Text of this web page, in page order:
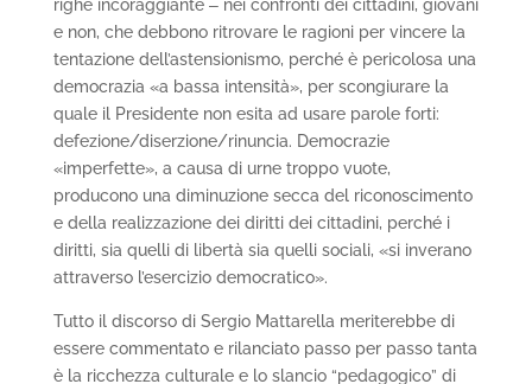
righe incoraggiante ‒ nei confronti dei cittadini, giovani
e non, che debbono ritrovare le ragioni per vincere la
tentazione dell’astensionismo, perché è pericolosa una
democrazia «a bassa intensità», per scongiurare la
quale il Presidente non esita ad usare parole forti:
defezione/diserzione/rinuncia. Democrazie
«imperfette», a causa di urne troppo vuote,
producono una diminuzione secca del riconoscimento
e della realizzazione dei diritti dei cittadini, perché i
diritti, sia quelli di libertà sia quelli sociali, «si inverano
attraverso l’esercizio democratico».
Tutto il discorso di Sergio Mattarella meriterebbe di
essere commentato e rilanciato passo per passo tanta
è la ricchezza culturale e lo slancio “pedagogico” di